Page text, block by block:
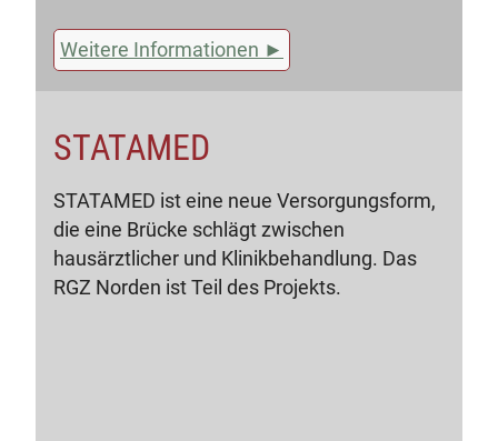
Weitere Informationen
STATAMED
STATAMED ist eine neue Versorgungsform,
die eine Brücke schlägt zwischen
hausärztlicher und Klinikbehandlung. Das
RGZ Norden ist Teil des Projekts.